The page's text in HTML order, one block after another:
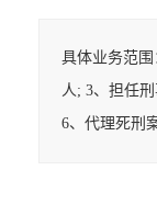
具体业务范
人; 3、担任
6、代理死刑